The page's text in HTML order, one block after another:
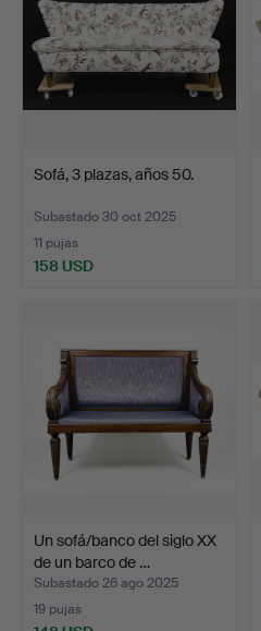
Sofá, 3 plazas, años 50.
Subastado 30 oct 2025
11 pujas
158 USD
Un sofá/banco del siglo XX
de un barco de …
Subastado 26 ago 2025
19 pujas